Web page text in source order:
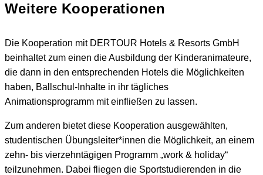
Weitere Kooperationen
Die Kooperation mit DERTOUR Hotels & Resorts GmbH
beinhaltet zum einen die Ausbildung der Kinderanimateure,
die dann in den entsprechenden Hotels die Möglichkeiten
haben, Ballschul-Inhalte in ihr tägliches
Animationsprogramm mit einfließen zu lassen.
Zum anderen bietet diese Kooperation ausgewählten,
studentischen Übungsleiter*innen die Möglichkeit, an einem
zehn- bis vierzehntägigen Programm „work & holiday“
teilzunehmen. Dabei fliegen die Sportstudierenden in die